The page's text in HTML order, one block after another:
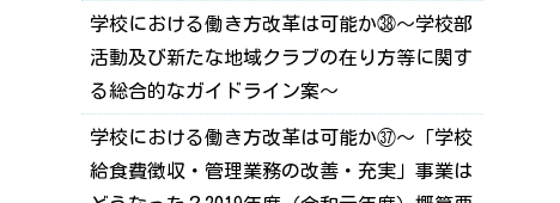
学校における働き方改革は可能か㊳～学校部
活動及び新たな地域クラブの在り方等に関す
る総合的なガイドライン案～
学校における働き方改革は可能か㊲～「学校
給食費徴収・管理業務の改善・充実」事業は